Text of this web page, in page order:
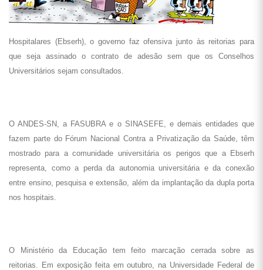
Hospitalares (Ebserh), o governo faz ofensiva junto às reitorias para
que seja assinado o contrato de adesão sem que os Conselhos
Universitários sejam consultados.
O ANDES-SN, a FASUBRA e o SINASEFE, e demais entidades que
fazem parte do Fórum Nacional Contra a Privatização da Saúde, têm
mostrado para a comunidade universitária os perigos que a Ebserh
representa, como a perda da autonomia universitária e da conexão
entre ensino, pesquisa e extensão, além da implantação da dupla porta
nos hospitais.
O Ministério da Educação tem feito marcação cerrada sobre as
reitorias. Em exposição feita em outubro, na Universidade Federal de